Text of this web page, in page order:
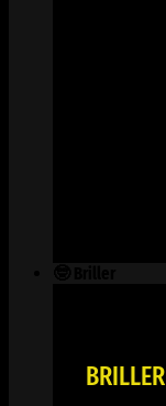
BRILLER